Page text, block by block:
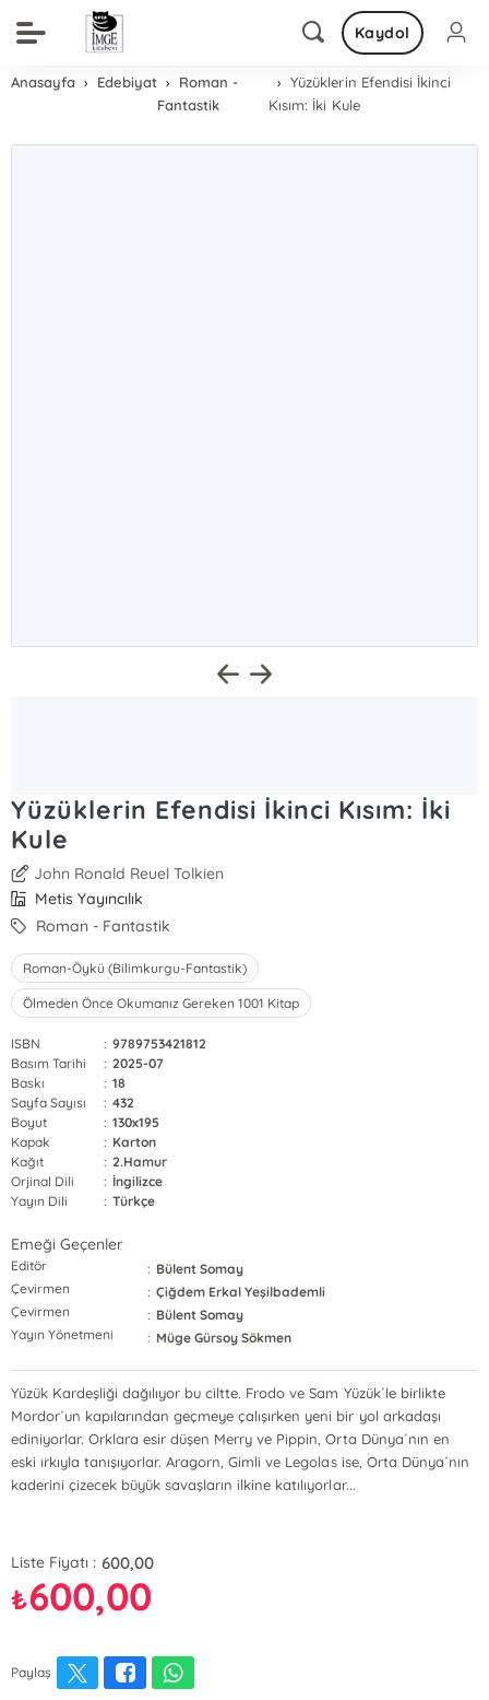
Kaydol
Anasayfa Edebiyat
Roman -
Fantastik
Yüzüklerin Efendisi İkinci
Kısım: İki Kule
Yüzüklerin Efendisi İkinci Kısım: İki
Kule
John Ronald Reuel Tolkien
Metis Yayıncılık
Roman - Fantastik
Roman-Öykü (Bilimkurgu-Fantastik)
Ölmeden Önce Okumanız Gereken 1001 Kitap
ISBN : 9789753421812
Basım Tarihi
: 2025-07
Baskı
: 18
Sayfa Sayısı
: 432
Boyut
: 130x195
Kapak
: Karton
Kağıt
: 2.Hamur
Orjinal Dili
: İngilizce
Yayın Dili
: Türkçe
Emeği Geçenler
Editör : Bülent Somay
Çevirmen
: Çiğdem Erkal Yeşilbademli
Çevirmen
: Bülent Somay
Yayın Yönetmeni
: Müge Gürsoy Sökmen
Yüzük Kardeşliği dağılıyor bu ciltte. Frodo ve Sam Yüzük´le birlikte
Mordor´un kapılarından geçmeye çalışırken yeni bir yol arkadaşı
ediniyorlar. Orklara esir düşen Merry ve Pippin, Orta Dünya´nın en
eski ırkıyla tanışıyorlar. Aragorn, Gimli ve Legolas ise, Orta Dünya´nın
kaderini çizecek büyük savaşların ilkine katılıyorlar...
Liste Fiyatı : 600,00
₺600,00
Paylaş